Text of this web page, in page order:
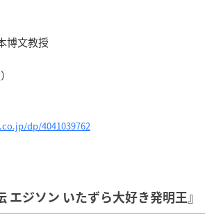
博文教授
dp/4041039762
エジソン いたずら大好き発明王』